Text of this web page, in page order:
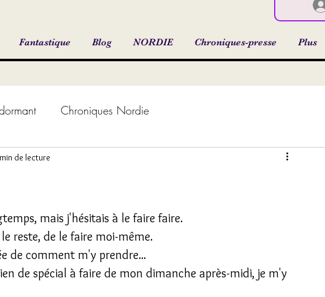
Fantastique Blog NORDIE Chroniques-presse Plus
Chroniques Nordie
de lecture
mais j'hésitais à le faire faire.
reste, de le faire moi-même.
de comment m'y prendre...
de spécial à faire de mon dimanche après-midi, je m'y